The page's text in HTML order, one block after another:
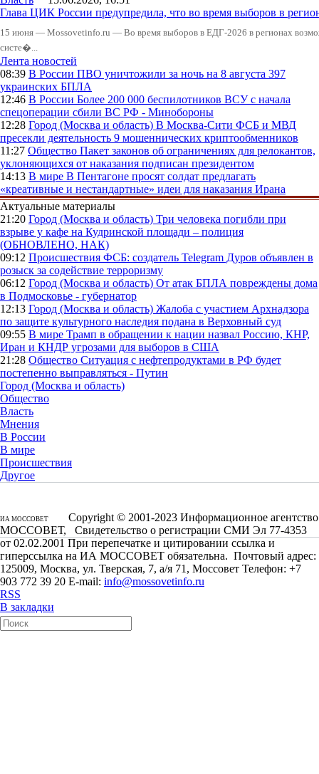
Глава ЦИК России предупредила, что во время выборов в
15 июня — Mossovetinfo.ru — Во время выборов в ЕДГ-2026 в регионах
систе�...
Лента новостей
08:39 В России ПВО уничтожили за ночь на 8 августа 397
украинских БПЛА
12:46 В России Более 200 000 беспилотников ВСУ с начала
спецоперации сбили ВС РФ - Минобороны
12:28 Город (Москва и область) В Москва-Сити ФСБ и МВД
пресекли деятельность 9 мошеннических криптообменников
11:27 Общество Пакет законов об ограничениях для релокантов,
уклоняющихся от наказания подписан президентом
14:13 В мире В Пентагоне просят солдат предлагать
«креативные и нестандартные» идеи для наказания Ирана
Актуальные материалы
21:20 Город (Москва и область) Три человека погибли при
взрыве у кафе на Кудринской площади – полиция
(ОБНОВЛЕНО, НАК)
09:12 Происшествия ФСБ: создатель Telegram Дуров объявлен в
розыск за содействие терроризму
06:12 Город (Москва и область) От атак БПЛА повреждены дома
в Подмосковье - губернатор
12:13 Город (Москва и область) Жалоба с участием Архнадзора
по защите культурного наследия подана в Верховный суд
09:55 В мире Трамп в обращении к нации назвал Россию, КНР,
Иран и КНДР угрозами для выборов в США
21:28 Общество Ситуация с нефтепродуктами в РФ будет
постепенно выправляться - Путин
Город (Москва и область)
Общество
Власть
Мнения
В России
В мире
Происшествия
Другое
ИА МОССОВЕТ
Copyright © 2001-2023 Информационное агентство
МОССОВЕТ, Свидетельство о регистрации СМИ Эл 77-4353
от 02.02.2001 При перепечатке и цитировании ссылка и
гиперссылка на ИА МОССОВЕТ обязательна. Почтовый адрес:
125009, Москва, ул. Тверская, 7, а/я 71, Моссовет Телефон: +7
903 772 39 20 E-mail: info@mossovetinfo.ru
RSS
В закладки